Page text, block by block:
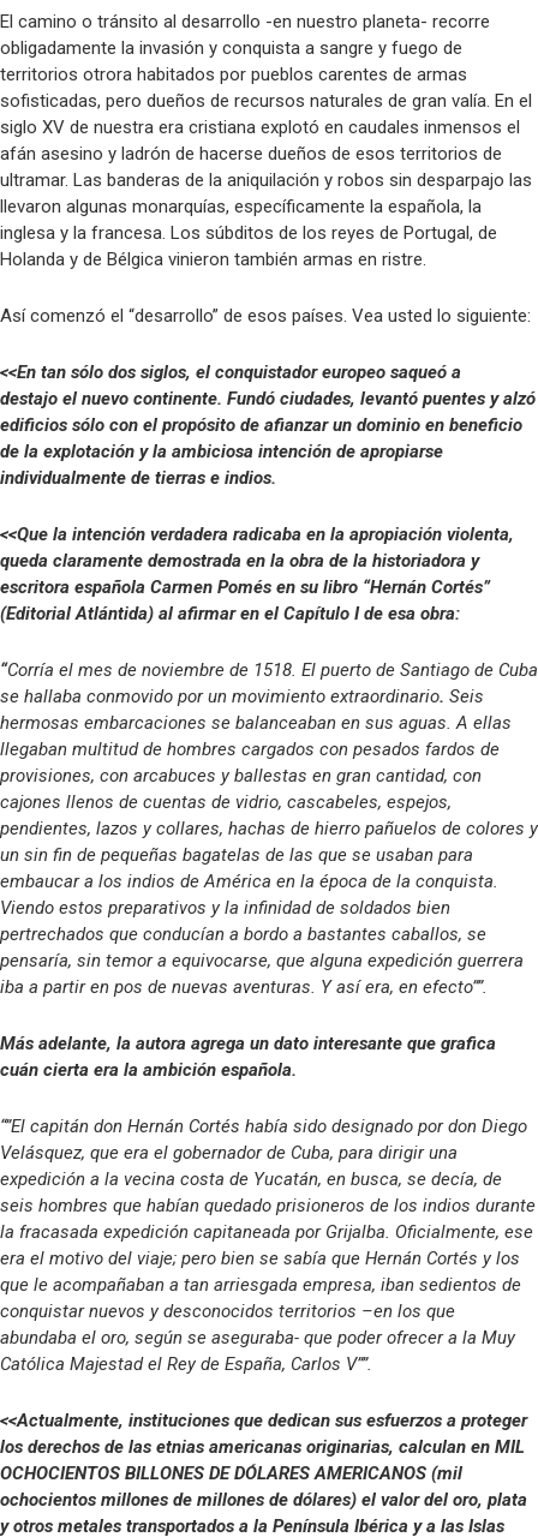
El camino o tránsito al desarrollo -en nuestro planeta- recorre
obligadamente la invasión y conquista a sangre y fuego de
territorios otrora habitados por pueblos carentes de armas
sofisticadas, pero dueños de recursos naturales de gran valía. En el
siglo XV de nuestra era cristiana explotó en caudales inmensos el
afán asesino y ladrón de hacerse dueños de esos territorios de
ultramar. Las banderas de la aniquilación y robos sin desparpajo las
llevaron algunas monarquías, específicamente la española, la
inglesa y la francesa. Los súbditos de los reyes de Portugal, de
Holanda y de Bélgica vinieron también armas en ristre.
Así comenzó el “desarrollo” de esos países. Vea usted lo siguiente:
<<En tan sólo dos siglos, el conquistador europeo saqueó a
destajo el nuevo continente. Fundó ciudades, levantó puentes y alzó
edificios sólo con el propósito de afianzar un dominio en beneficio
de la explotación y la ambiciosa intención de apropiarse
individualmente de tierras e indios.
<<Que la intención verdadera radicaba en la apropiación violenta,
queda claramente demostrada en la obra de la historiadora y
escritora española Carmen Pomés en su libro “Hernán Cortés”
(Editorial Atlántida) al afirmar en el Capítulo I de esa obra:
“Corría el mes de noviembre de 1518. El puerto de Santiago de Cuba
se hallaba conmovido por un movimiento extraordinario. Seis
hermosas embarcaciones se balanceaban en sus aguas. A ellas
llegaban multitud de hombres cargados con pesados fardos de
provisiones, con arcabuces y ballestas en gran cantidad, con
cajones llenos de cuentas de vidrio, cascabeles, espejos,
pendientes, lazos y collares, hachas de hierro pañuelos de colores y
un sin fin de pequeñas bagatelas de las que se usaban para
embaucar a los indios de América en la época de la conquista.
Viendo estos preparativos y la infinidad de soldados bien
pertrechados que conducían a bordo a bastantes caballos, se
pensaría, sin temor a equivocarse, que alguna expedición guerrera
iba a partir en pos de nuevas aventuras. Y así era, en efecto””.
Más adelante, la autora agrega un dato interesante que grafica
cuán cierta era la ambición española.
“”El capitán don Hernán Cortés había sido designado por don Diego
Velásquez, que era el gobernador de Cuba, para dirigir una
expedición a la vecina costa de Yucatán, en busca, se decía, de
seis hombres que habían quedado prisioneros de los indios durante
la fracasada expedición capitaneada por Grijalba. Oficialmente, ese
era el motivo del viaje; pero bien se sabía que Hernán Cortés y los
que le acompañaban a tan arriesgada empresa, iban sedientos de
conquistar nuevos y desconocidos territorios –en los que
abundaba el oro, según se aseguraba- que poder ofrecer a la Muy
Católica Majestad el Rey de España, Carlos V””.
<<Actualmente, instituciones que dedican sus esfuerzos a proteger
los derechos de las etnias americanas originarias, calculan en MIL
OCHOCIENTOS BILLONES DE DÓLARES AMERICANOS (mil
ochocientos millones de millones de dólares) el valor del oro, plata
y otros metales transportados a la Península Ibérica y a las Islas